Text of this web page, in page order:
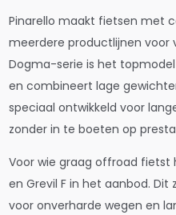
Pinarello maakt fietsen met
meerdere productlijnen voor
Dogma-serie is het
en combineert lage
speciaal ontwikkeld voor
zonder in te boeten op
Voor wie graag offroad fietst
en Grevil F in het aanbod. Dit
voor onverharde wegen en